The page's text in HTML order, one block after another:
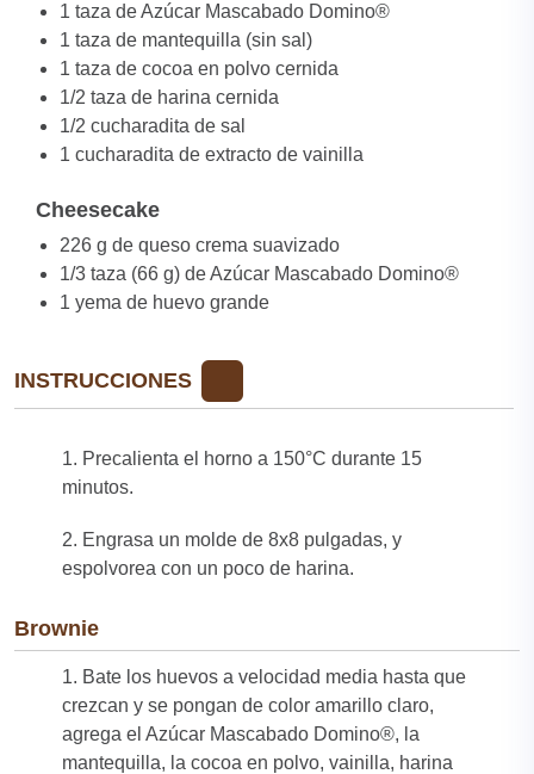
1 taza de Azúcar Mascabado Domino®
1 taza de mantequilla (sin sal)
1 taza de cocoa en polvo cernida
1/2 taza de harina cernida
1/2 cucharadita de sal
1 cucharadita de extracto de vainilla
Cheesecake
226 g de queso crema suavizado
1/3 taza (66 g) de Azúcar Mascabado Domino®
1 yema de huevo grande
INSTRUCCIONES
1. Precalienta el horno a 150°C durante 15
minutos.
2. Engrasa un molde de 8x8 pulgadas, y
espolvorea con un poco de harina.
Brownie
1. Bate los huevos a velocidad media hasta que
crezcan y se pongan de color amarillo claro,
agrega el Azúcar Mascabado Domino®, la
mantequilla, la cocoa en polvo, vainilla, harina